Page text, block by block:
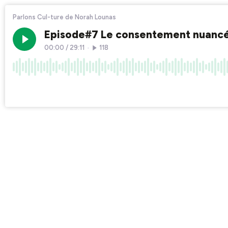
Parlons Cul-ture de Norah Lounas
Episode#7 Le consentement
00:00 / 29:11 118